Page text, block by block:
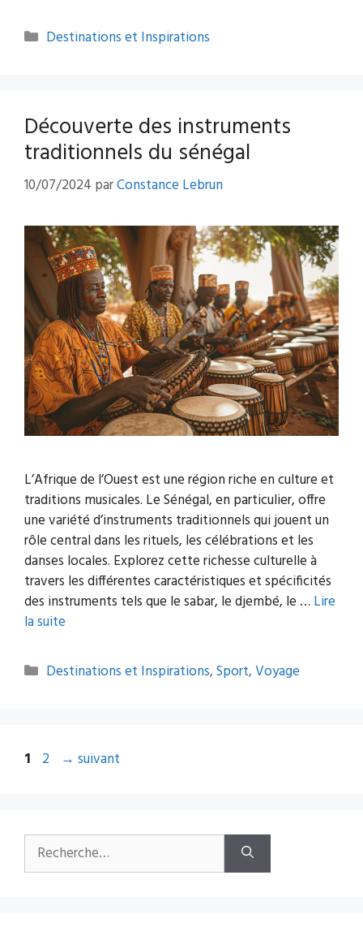
Catégories
Destinations et Inspirations
Découverte des instruments
traditionnels du sénégal
10/07/2024 parConstance Lebrun
L’Afrique de l’Ouest est une région riche en culture et
traditions musicales. Le Sénégal, en particulier, offre
une variété d’instruments traditionnels qui jouent un
rôle central dans les rituels, les célébrations et les
danses locales. Explorez cette richesse culturelle à
travers les différentes caractéristiques et spécificités
des instruments tels que le sabar, le djembé, le …Lire
la suite
Catégories
Destinations et Inspirations,Sport,Voyage
Navigation
Page
1 Page
2 → suivant
Rechercher :